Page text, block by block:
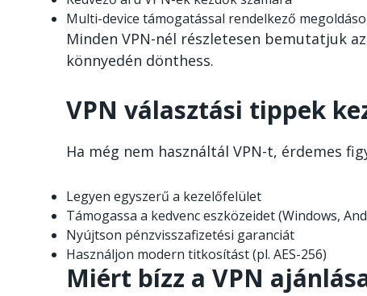
Multi-device támogatással rendelkező
Minden VPN-nél részletesen bemutatjuk
könnyedén dönthess.
VPN választási tippek
Ha még nem használtál VPN-t, érdemes
Legyen egyszerű a kezelőfelület
Támogassa a kedvenc eszközeidet (Windows,
Nyújtson pénzvisszafizetési garanciát
Használjon modern titkosítást (pl. AES-256)
Miért bízz a VPN